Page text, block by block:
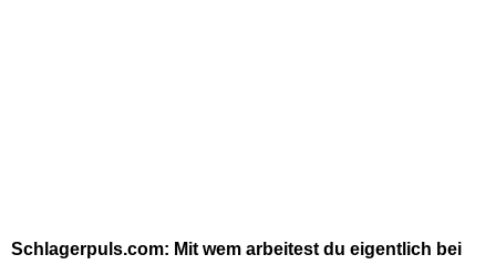
Schlagerpuls.com: Mit wem arbeitest du eigentlich bei